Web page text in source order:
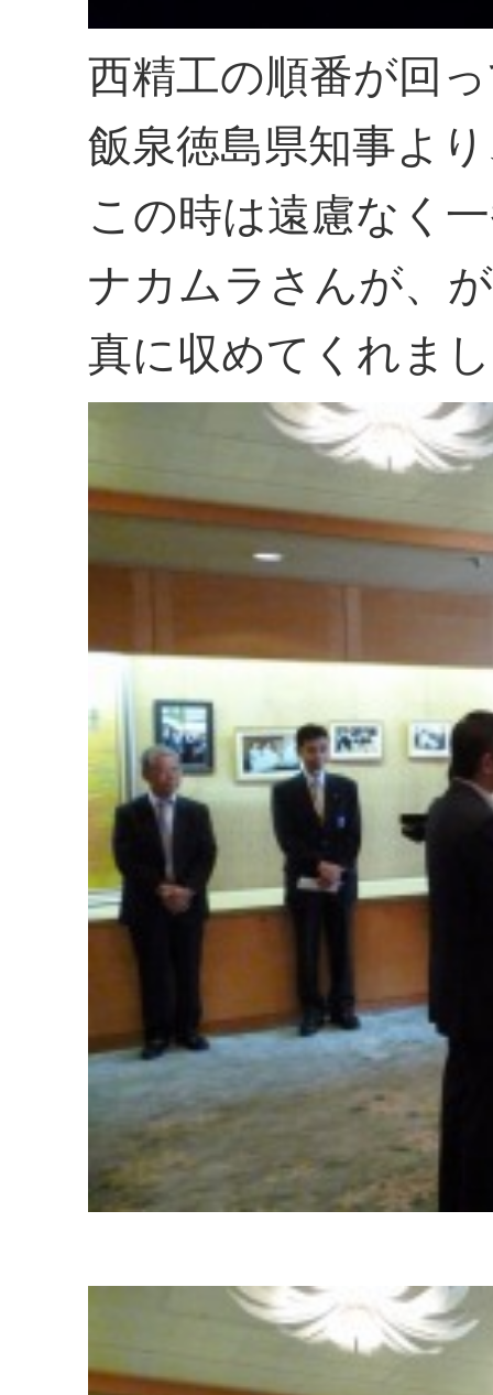
西精工の順番が回
飯泉徳島県知事よ
この時は遠慮なく
ナカムラさんが、
真に収めてくれま